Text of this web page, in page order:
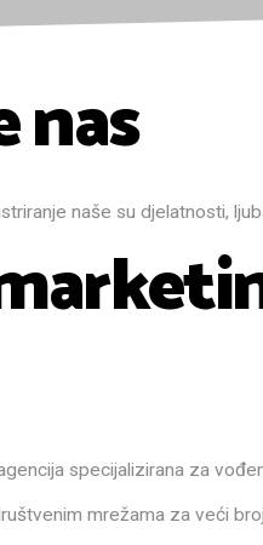
nas
naše su djelatnosti,
specijalizirana za
mrežama za veći